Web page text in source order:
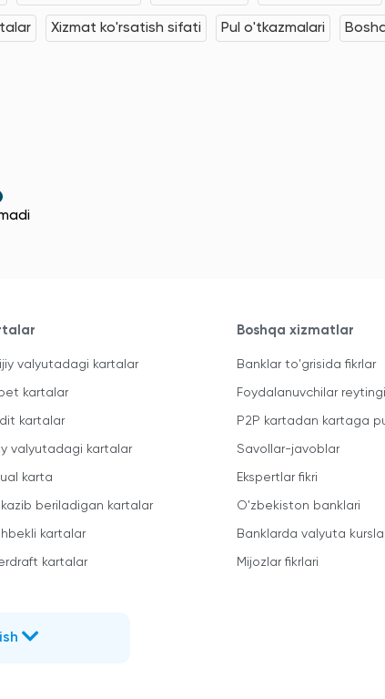
Xizmat ko'rsatish sifati Pul o'tkazmalari
valyutadagi kartalar
kartalar
kartalar
valyutadagi kartalar
karta
beriladigan kartalar
kartalar
kartalar
Boshqa xizmatlar
Banklar to'grisida fikrlar
Foydalanuvchilar reytingi
P2P kartadan kartaga
Savollar-javoblar
Ekspertlar fikri
O'zbekiston banklari
Banklarda valyuta
Mijozlar fikrlari